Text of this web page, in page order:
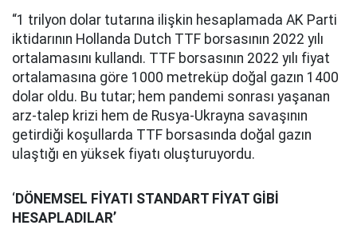
“1 trilyon dolar tutarına ilişkin hesaplamada AK Parti
iktidarının Hollanda Dutch TTF borsasının 2022 yılı
ortalamasını kullandı. TTF borsasının 2022 yılı fiyat
ortalamasına göre 1000 metreküp doğal gazın 1400
dolar oldu. Bu tutar; hem pandemi sonrası yaşanan
arz-talep krizi hem de Rusya-Ukrayna savaşının
getirdiği koşullarda TTF borsasında doğal gazın
ulaştığı en yüksek fiyatı oluşturuyordu.
‘ DÖNEMSEL FİYATI STANDART FİYAT GİBİ
HESAPLADILAR’